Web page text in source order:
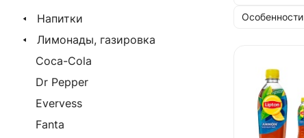
Особенности
Напитки
Лимонады, газировка
Coca-Cola
Dr Pepper
Evervess
Fanta